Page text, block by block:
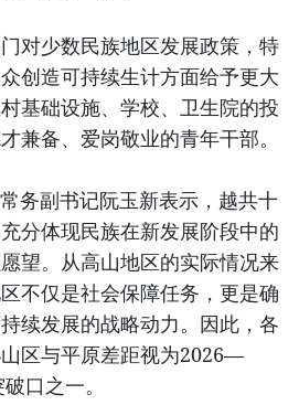
对少数民族地区发展政策，特
创造可持续生计方面给予更大
基础设施、学校、卫生院的投
兼备、爱岗敬业的青年干部。
务副书记阮玉新表示，越共十
分体现民族在新发展阶段中的
望。从高山地区的实际情况来
不仅是社会保障任务，更是确
续发展的战略动力。因此，各
区与平原差距视为2026—
口之一。